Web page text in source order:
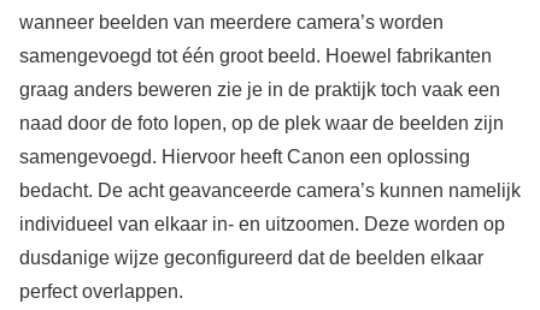
wanneer beelden van meerdere camera’s worden
samengevoegd tot één groot beeld. Hoewel fabrikanten
graag anders beweren zie je in de praktijk toch vaak een
naad door de foto lopen, op de plek waar de beelden zijn
samengevoegd. Hiervoor heeft Canon een oplossing
bedacht. De acht geavanceerde camera’s kunnen namelijk
individueel van elkaar in- en uitzoomen. Deze worden op
dusdanige wijze geconfigureerd dat de beelden elkaar
perfect overlappen.